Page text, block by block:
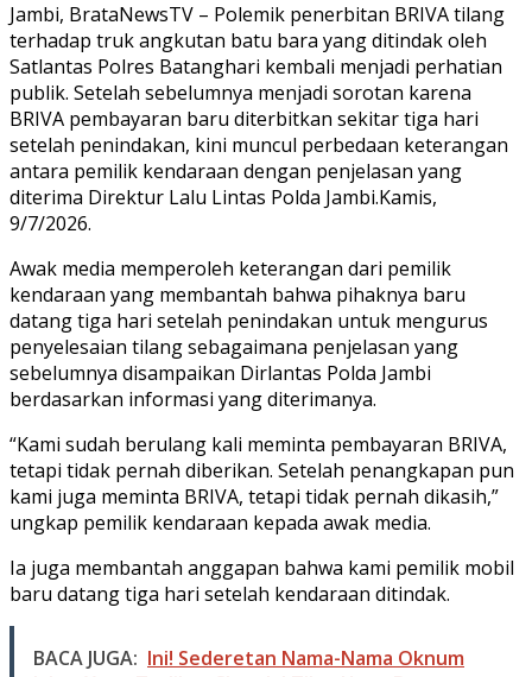
Jambi, BrataNewsTV – Polemik penerbitan BRIVA tilang
terhadap truk angkutan batu bara yang ditindak oleh
Satlantas Polres Batanghari kembali menjadi perhatian
publik. Setelah sebelumnya menjadi sorotan karena
BRIVA pembayaran baru diterbitkan sekitar tiga hari
setelah penindakan, kini muncul perbedaan keterangan
antara pemilik kendaraan dengan penjelasan yang
diterima Direktur Lalu Lintas Polda Jambi.Kamis,
9/7/2026.
Awak media memperoleh keterangan dari pemilik
kendaraan yang membantah bahwa pihaknya baru
datang tiga hari setelah penindakan untuk mengurus
penyelesaian tilang sebagaimana penjelasan yang
sebelumnya disampaikan Dirlantas Polda Jambi
berdasarkan informasi yang diterimanya.
“Kami sudah berulang kali meminta pembayaran BRIVA,
tetapi tidak pernah diberikan. Setelah penangkapan pun
kami juga meminta BRIVA, tetapi tidak pernah dikasih,”
ungkap pemilik kendaraan kepada awak media.
Ia juga membantah anggapan bahwa kami pemilik mobil
baru datang tiga hari setelah kendaraan ditindak.
BACA JUGA: Ini! Sederetan Nama-Nama Oknum